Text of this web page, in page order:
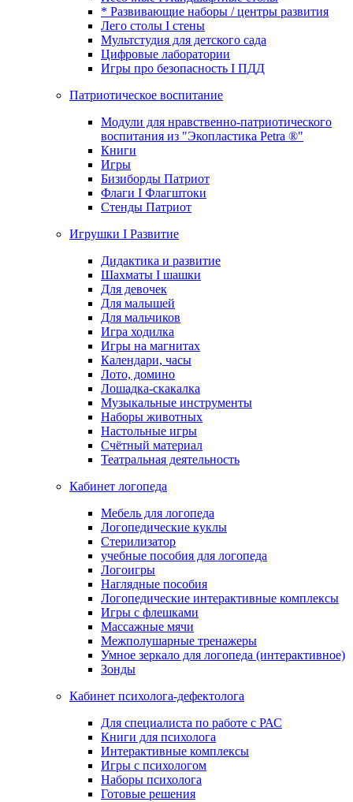
* Развивающие наборы / центры развития
Лего столы I стены
Мультстудия для детского сада
Цифровые лаборатории
Игры про безопасность I ПДД
Патриотическое воспитание
Модули для нравственно-патриотического
воспитания из "Экопластика Petra ®"
Книги
Игры
Бизиборды Патриот
Флаги I Флагштоки
Стенды Патриот
Игрушки I Развитие
Дидактика и развитие
Шахматы I шашки
Для девочек
Для малышей
Для мальчиков
Игра ходилка
Игры на магнитах
Календари, часы
Лото, домино
Лошадка-скакалка
Музыкальные инструменты
Наборы животных
Настольные игры
Счётный материал
Театральная деятельность
Кабинет логопеда
Мебель для логопеда
Логопедические куклы
Стерилизатор
учебные пособия для логопеда
Логоигры
Наглядные пособия
Логопедические интерактивные комплексы
Игры с флешками
Массажные мячи
Межполушарные тренажеры
Умное зеркало для логопеда (интерактивное)
Зонды
Кабинет психолога-дефектолога
Для специалиста по работе с РАС
Книги для психолога
Интерактивные комплексы
Игры с психологом
Наборы психолога
Готовые решения